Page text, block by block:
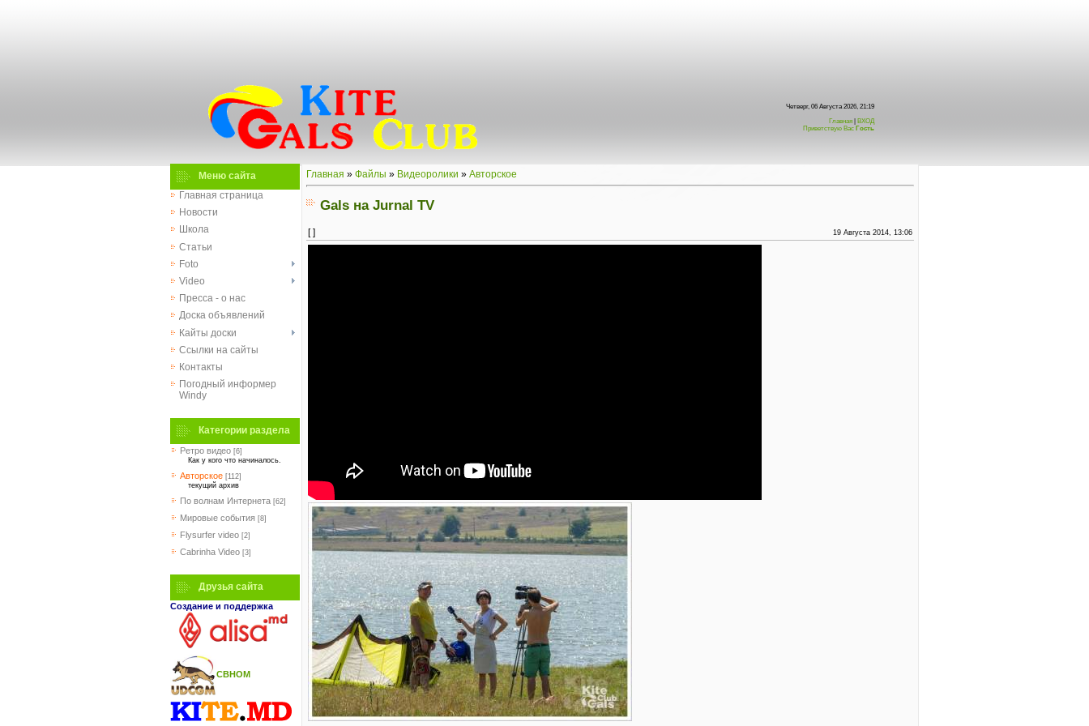
Четверг, 06 Августа 2026, 21:19
Главная
ВХОД
Приветствую Вас Гость
Меню сайта
Главная страница
Новости
Школа
Статьи
Foto
Video
Пресса - о нас
Доска объявлений
Кайты доски
Ссылки на сайты
Контакты
Погодный информер
Windy
Категории раздела
Ретро видео [6]
Как у кого что начиналось.
Авторское [112]
текущий архив
По волнам Интернета [62]
Мировые события [8]
Flysurfer video [2]
Cabrinha Video [3]
Друзья сайта
Создание и поддержка
СВНОМ
Главная » Файлы » Видеоролики » Авторское
Gals на Jurnal TV
[ ] 19 Августа 2014, 13:06